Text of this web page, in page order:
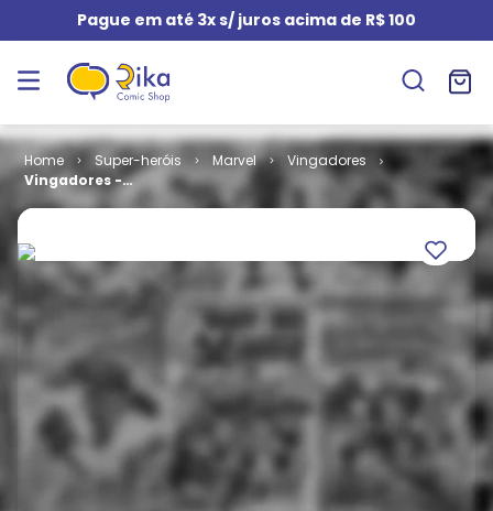
Pague em até 3x s/ juros acima de R$ 100
Super-heróis Marvel
Vingadores
Vingadores -
1ª Série # 068